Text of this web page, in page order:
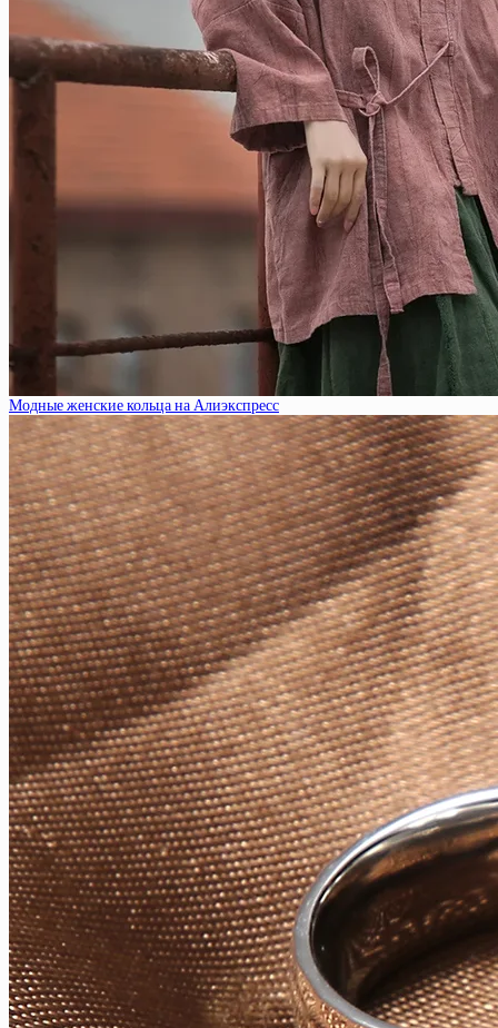
Модные женские кольца на Алиэкспресс